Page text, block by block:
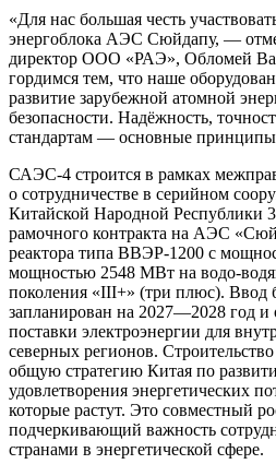
«Для нас большая честь
энергоблока АЭС Сюйдапу, —
директор ООО «РАЭ», Обломей
гордимся тем, что наше
развитие зарубежной атомной
безопасности. Надёжность,
стандартам — основные
САЭС-4 строится в рамках
о сотрудничестве в серийном
Китайской Народной Республики
рамочного контракта на АЭС
реактора типа ВВЭР-1200 с
мощностью 2548 МВт на водо-
поколения «III+» (три плюс). Ввод
запланирован на 2027—2028 год и
поставки электроэнергии для
северных регионов.
общую стратегию Китая по
удовлетворения энергетических
которые растут. Это совместный
подчеркивающий важность
странами в энергетической сфере.